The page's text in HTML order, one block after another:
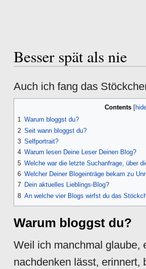
Besser spät als nie
Jump
navigation
Jump
search
Auch ich fang das
Contents
1 Warum bloggst du?
2 Seit wann bloggst du?
3 Selfportrait?
4 Warum lesen Deine Leser Deinen Blog?
5 Welche war die letzte Suchanfrage, über
6 Welcher Deiner Blogeinträge bekam zu
7 Dein aktuelles Lieblings-Blog?
8 An welche vier Blogs wirfst du das
Warum bloggst du?
Weil ich manchmal glaube,
nachdenken lässt, erinnert,